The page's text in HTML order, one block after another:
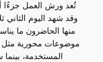
تُعد ورش العمل جزءًا
منها الحاضرون ما
موضوعات محورية مثل
المستخدمة،